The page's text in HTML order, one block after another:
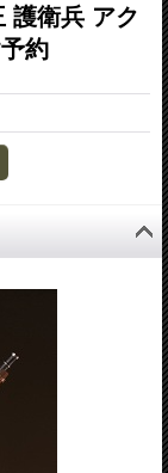
護衛兵 アク
約